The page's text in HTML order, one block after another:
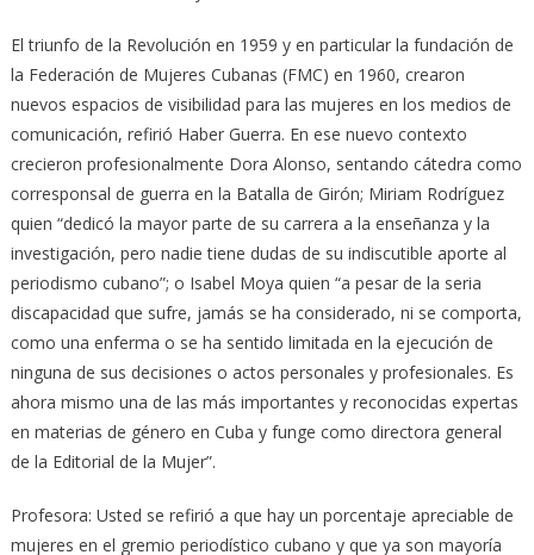
El triunfo de la Revolución en 1959 y en particular la fundación de
la Federación de Mujeres Cubanas (FMC) en 1960, crearon
nuevos espacios de visibilidad para las mujeres en los medios de
comunicación, refirió Haber Guerra. En ese nuevo contexto
crecieron profesionalmente Dora Alonso, sentando cátedra como
corresponsal de guerra en la Batalla de Girón; Miriam Rodríguez
quien “dedicó la mayor parte de su carrera a la enseñanza y la
investigación, pero nadie tiene dudas de su indiscutible aporte al
periodismo cubano”; o Isabel Moya quien “a pesar de la seria
discapacidad que sufre, jamás se ha considerado, ni se comporta,
como una enferma o se ha sentido limitada en la ejecución de
ninguna de sus decisiones o actos personales y profesionales. Es
ahora mismo una de las más importantes y reconocidas expertas
en materias de género en Cuba y funge como directora general
de la Editorial de la Mujer”.
Profesora: Usted se refirió a que hay un porcentaje apreciable de
mujeres en el gremio periodístico cubano y que ya son mayoría